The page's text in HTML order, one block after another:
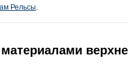
Рельсы.